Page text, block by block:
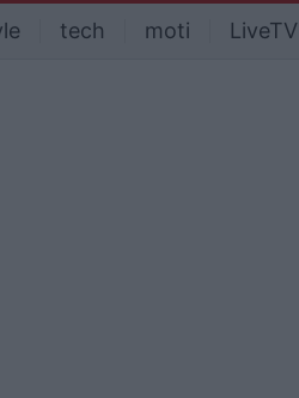
tech moti LiveTV